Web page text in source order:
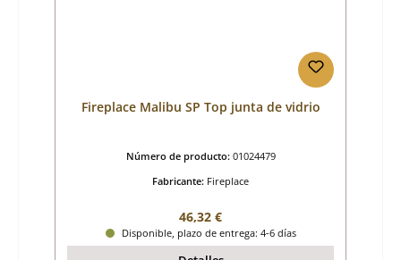
Fireplace Malibu SP Top junta de vidrio
Número de producto: 01024479
Fabricante: Fireplace
Precio normal:
46,32 €
Disponible, plazo de entrega: 4-6 días